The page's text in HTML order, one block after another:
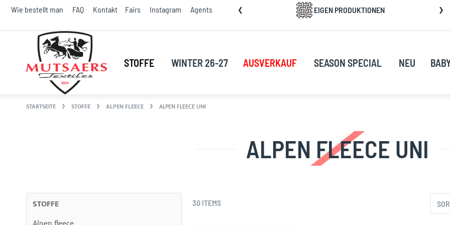
Wie bestellt man FAQ Kontakt Fairs Instagram Agents EIGEN PRODUKTIONEN
STOFFE WINTER 26-27 AUSVERKAUF SEASON SPECIAL NEU
STARTSEITE STOFFE ALPEN FLEECE ALPEN FLEECE UNI
ALPEN FLEECE UNI
30 ITEMS
STOFFE